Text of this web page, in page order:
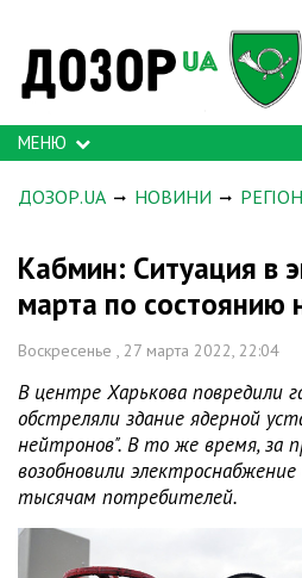
МЕНЮ
ДОЗОР.UA НОВИНИ
Кабмин: Ситуация в
марта по состоянию
Воскресенье , 27 марта 2022, 22:04
В центре Харькова повредили
обстреляли здание ядерной
нейтронов". В то же время, за
возобновили
тысячам потребителей.